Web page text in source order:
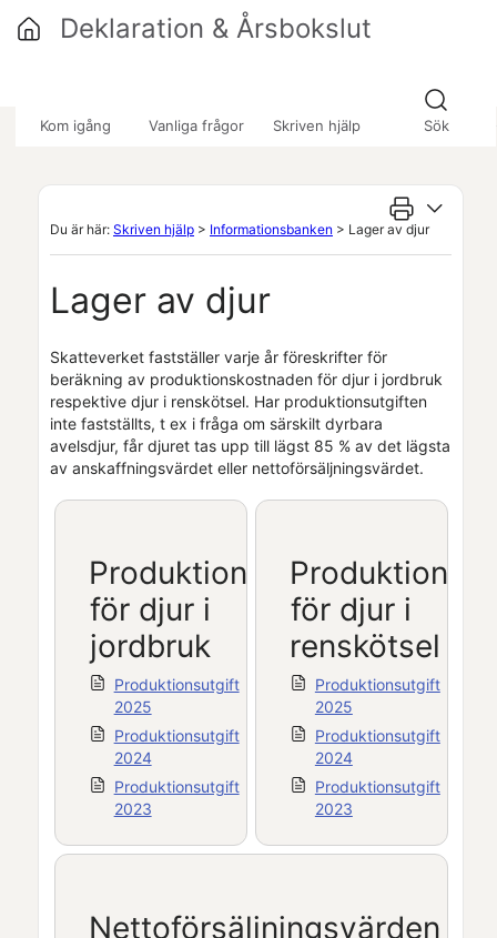
Hoppa över till huvudinnehåll
Kom igång Vanliga frågor Skriven hjälp Sök
Deklaration & Årsbokslut
Du är här: Skriven hjälp > Informationsbanken > Lager av djur
Lager av djur
Skatteverket fastställer varje år föreskrifter för
beräkning av produktionskostnaden för djur i jordbruk
respektive djur i renskötsel. Har produktionsutgiften
inte fastställts, t ex i fråga om särskilt dyrbara
avelsdjur, får djuret tas upp till lägst 85 % av det lägsta
av anskaffningsvärdet eller nettoförsäljningsvärdet.
Produktionsutgift
för djur i
jordbruk
Produktionsutgift
2025
Produktionsutgift
2024
Produktionsutgift
2023
för djur i
renskötsel
Produktionsutgift
2025
Produktionsutgift
2024
Produktionsutgift
2023
Nettoförsäljningsvärden